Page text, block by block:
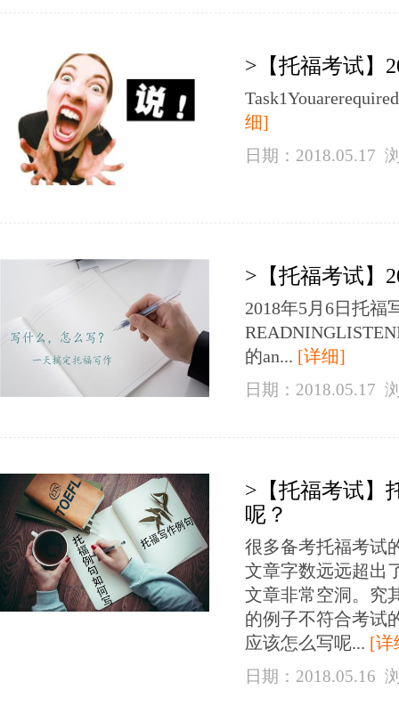
>【托福考试】
细]
日期：2018.05.17
>【托福考试】
2018年5月6日托福
的an... [详细]
日期：2018.05.17
>【托福考试】
呢？
很多备考托福考试
文章字数远远超出
文章非常空洞。究
的例子不符合考试
应该怎么写呢... [详
日期：2018.05.16